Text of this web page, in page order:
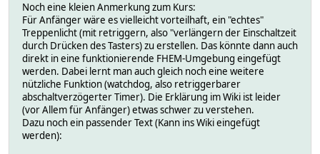
Noch eine kleien Anmerkung zum Kurs:
Für Anfänger wäre es vielleicht vorteilhaft, ein "echtes"
Treppenlicht (mit retriggern, also "verlängern der Einschaltzeit
durch Drücken des Tasters) zu erstellen. Das könnte dann auch
direkt in eine funktionierende FHEM-Umgebung eingefügt
werden. Dabei lernt man auch gleich noch eine weitere
nützliche Funktion (watchdog, also retriggerbarer
abschaltverzögerter Timer). Die Erklärung im Wiki ist leider
(vor Allem für Anfänger) etwas schwer zu verstehen.
Dazu noch ein passender Text (Kann ins Wiki eingefügt
werden):